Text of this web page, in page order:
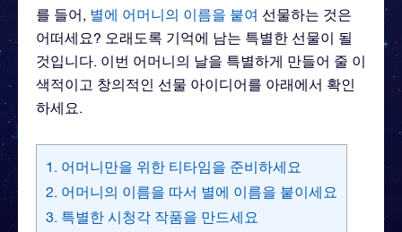
를 들어, 별에 어머니의 이름을 붙여 선물하는 것은
어떠세요? 오래도록 기억에 남는 특별한 선물이 될
것입니다. 이번 어머니의 날을 특별하게 만들어 줄 이
색적이고 창의적인 선물 아이디어를 아래에서 확인
하세요.
1. 어머니만을 위한 티타임을 준비하세요
2. 어머니의 이름을 따서 별에 이름을 붙이세요
3. 특별한 시청각 작품을 만드세요